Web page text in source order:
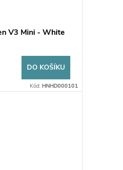
V3 Mini - White
DO KOŠÍKU
Kód: HNHD000101